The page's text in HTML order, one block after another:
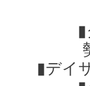
▮グ
▮デイ